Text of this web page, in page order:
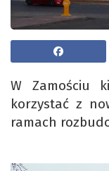
W Zamościu
korzystać z
ramach